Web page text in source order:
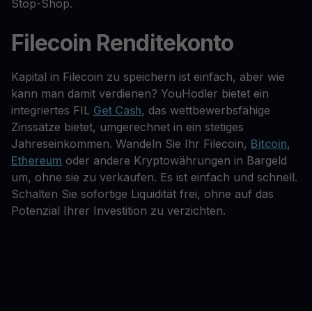
Stop-Shop.
Filecoin Renditekonto
Kapital in Filecoin zu speichern ist einfach, aber wie
kann man damit verdienen? YouHodler bietet ein
integriertes FIL Get Cash, das wettbewerbsfähige
Zinssätze bietet, umgerechnet in ein stetiges
Jahreseinkommen. Wandeln Sie Ihr Filecoin, Bitcoin,
Ethereum oder andere Kryptowährungen in Bargeld
um, ohne sie zu verkaufen. Es ist einfach und schnell.
Schalten Sie sofortige Liquidität frei, ohne auf das
Potenzial Ihrer Investition zu verzichten.